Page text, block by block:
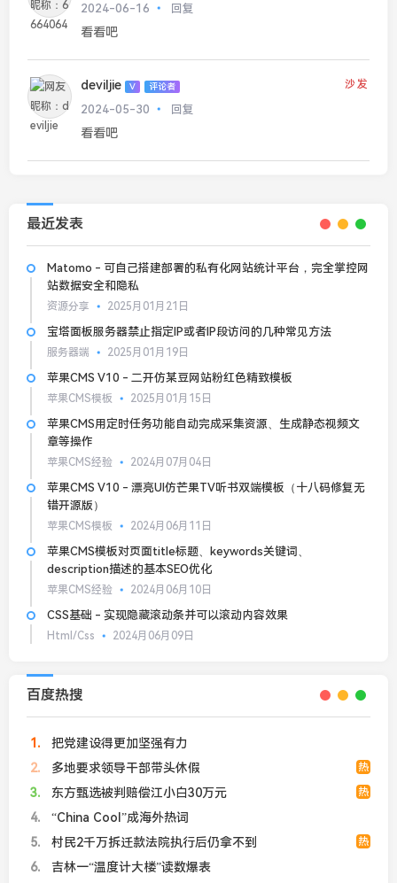
2024-06-16 回复
看看吧
deviljie V 评论者 沙发
2024-05-30 回复
看看吧
最近发表
Matomo - 可自己搭建部署的私有化网站统计平台，完全掌控网
站数据安全和隐私
资源分享 2025月01月21日
宝塔面板服务器禁止指定IP或者IP段访问的几种常见方法
服务器端 2025月01月19日
苹果CMS V10 - 二开仿某豆网站粉红色精致模板
苹果CMS模板 2025月01月15日
苹果CMS用定时任务功能自动完成采集资源、生成静态视频文
章等操作
苹果CMS经验 2024月07月04日
苹果CMS V10 - 漂亮UI仿芒果TV听书双端模板（十八码修复无
错开源版）
苹果CMS模板 2024月06月11日
苹果CMS模板对页面title标题、keywords关键词、
description描述的基本SEO优化
苹果CMS经验 2024月06月10日
CSS基础 - 实现隐藏滚动条并可以滚动内容效果
Html/Css 2024月06月09日
百度热搜
1
把党建设得更加坚强有力
2
热
多地要求领导干部带头休假
3
热
东方甄选被判赔偿江小白30万元
4
“China Cool”成海外热词
5
热
村民2千万拆迁款法院执行后仍拿不到
6
吉林一“温度计大楼”读数爆表